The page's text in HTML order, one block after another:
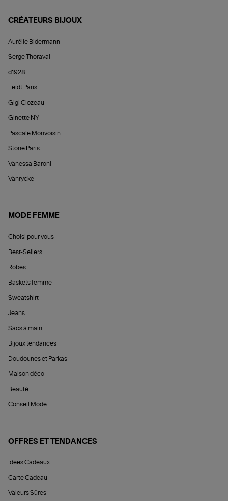
CRÉATEURS BIJOUX
Aurélie Bidermann
Serge Thoraval
d1928
Feidt Paris
Gigi Clozeau
Ginette NY
Pascale Monvoisin
Stone Paris
Vanessa Baroni
Vanrycke
MODE FEMME
Choisi pour vous
Best-Sellers
Robes
Baskets femme
Sweatshirt
Jeans
Sacs à main
Bijoux tendances
Doudounes et Parkas
Maison déco
Beauté
Conseil Mode
OFFRES ET TENDANCES
Idées Cadeaux
Carte Cadeau
Valeurs Sûres